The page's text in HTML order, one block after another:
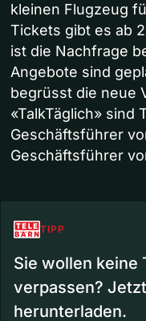
kleinen Flugzeug
Tickets gibt es ab
ist die Nachfrage
Angebote sind
begrüsst die neue
«TalkTäglich» sind
Geschäftsführer
Geschäftsführer
TIPP
Sie wollen keine
verpassen?
herunterladen.